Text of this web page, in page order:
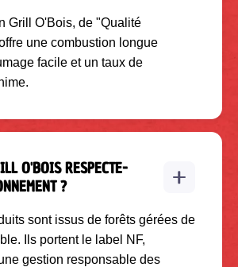
Grill O'Bois, de "Qualité
une combustion longue
facile et un taux de
O'BOIS RESPECTE-
?
sont issus de forêts gérées de
Ils portent le label NF,
gestion responsable des